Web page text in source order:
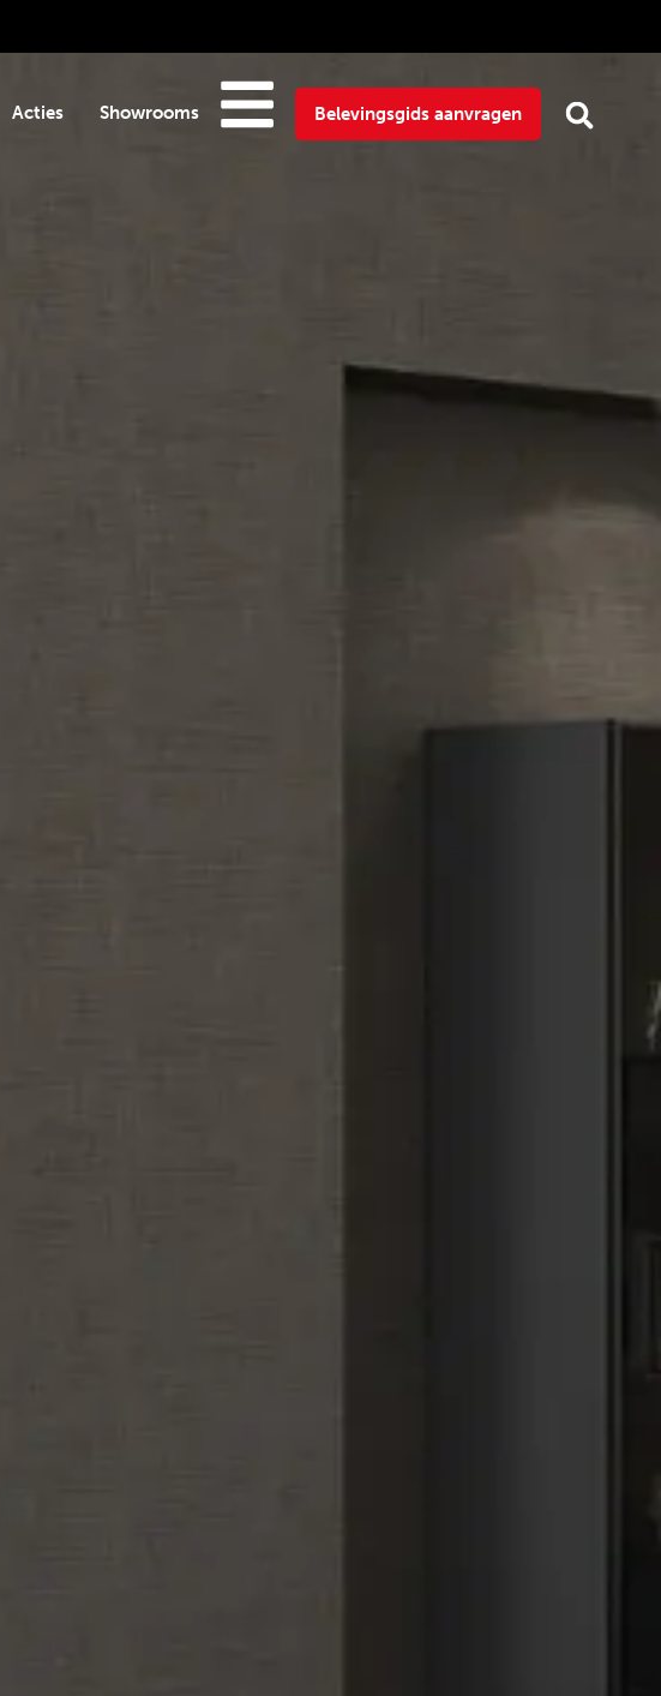
Acties Showrooms Belevingsgids aanvragen